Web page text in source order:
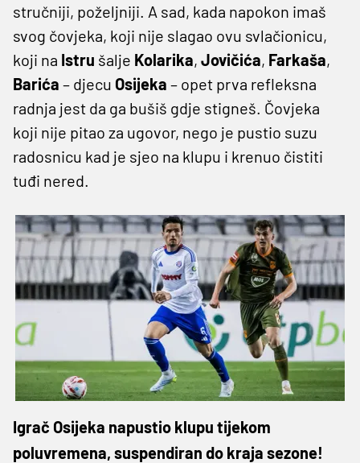
stručniji, poželjniji. A sad, kada napokon imaš
svog čovjeka, koji nije slagao ovu svlačionicu,
koji na Istru šalje Kolarika, Jovičića, Farkaša,
Barića – djecu Osijeka – opet prva refleksna
radnja jest da ga bušiš gdje stigneš. Čovjeka
koji nije pitao za ugovor, nego je pustio suzu
radosnicu kad je sjeo na klupu i krenuo čistiti
tuđi nered.
Igrač Osijeka napustio klupu tijekom
poluvremena, suspendiran do kraja sezone!